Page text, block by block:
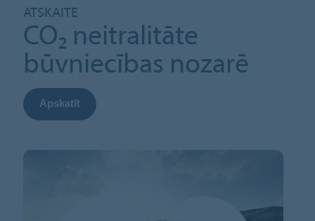
ATSKAITE
CO₂ neitralitāte
būvniecības nozarē
Apskatīt